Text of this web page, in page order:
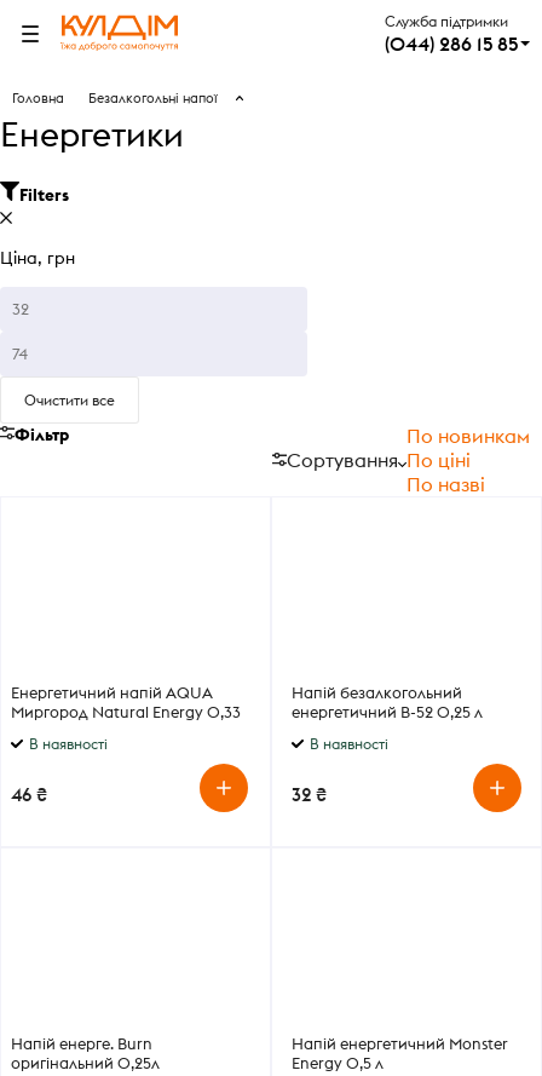
Служба підтримки
(044) 286 15 85
Головна Безалкогольні напої
Енергетики
Filters
Ціна, грн
Очистити все
Фільтр
Сортування
По новинкам
По ціні
По назві
Енергетичний напій AQUA
Миргород Natural Energy 0,33
В наявності
46 ₴
Напій безалкогольний
енергетичний B-52 0,25 л
В наявності
32 ₴
Напій енерге. Burn
оригінальний 0,25л
Напій енергетичний Monster
Energy 0,5 л